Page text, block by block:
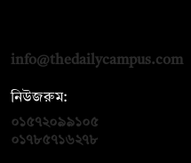
info@thedailycampus.com
নিউজরুম:
০১৫৭২০৯৯১০৫
০১৭৮৫৭১৬২৭৮